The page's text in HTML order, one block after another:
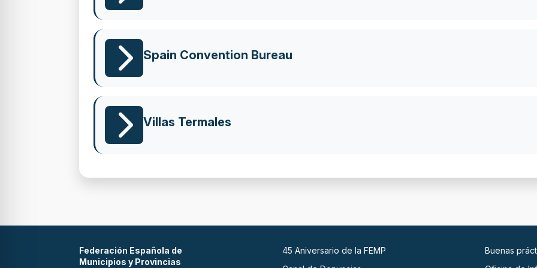
Spain Convention Bureau
Villas Termales
Federación Española de
Municipios y Provincias
45 Aniversario de la FEMP
Buenas